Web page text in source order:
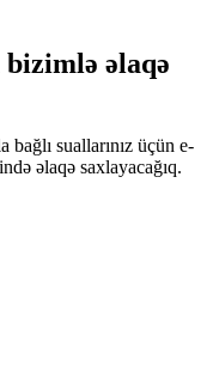
bizimlə əlaqə
bağlı suallarınız üçün e-
əlaqə saxlayacağıq.